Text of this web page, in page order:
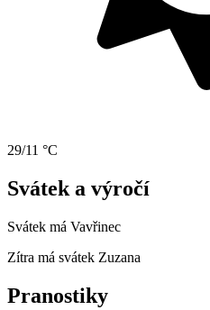
29/11 °C
Svátek a výročí
Svátek má Vavřinec
Zítra má svátek Zuzana
Pranostiky